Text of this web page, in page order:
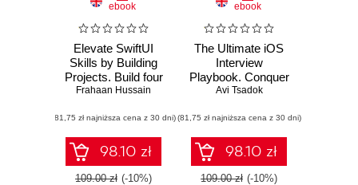
ebook
Elevate SwiftUI
Skills by Building
Projects. Build four
modern
Swift, Xcode 14,
and SwiftUI for
iPhone, iPad, Mac,
and Apple Watch
Frahaan Hussain
(81,75 zł najniższa cena z 30 dni)
98.10 zł
109.00 zł (-10%)
ebook
The Ultimate iOS
Interview
Playbook. Conquer
Swift, frameworks,
and app
architecture for
your dream job
Avi Tsadok
(81,75 zł najniższa cena z 30 dni)
98.10 zł
109.00 zł (-10%)